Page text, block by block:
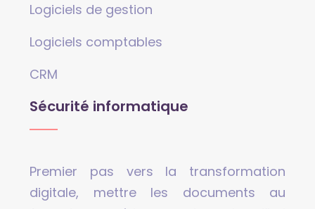
Logiciels de gestion
Logiciels comptables
CRM
Sécurité informatique
Premier pas vers la transformation
digitale, mettre les documents au